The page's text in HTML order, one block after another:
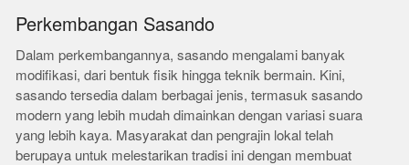
Perkembangan Sasando
Dalam perkembangannya, sasando mengalami banyak
modifikasi, dari bentuk fisik hingga teknik bermain. Kini,
sasando tersedia dalam berbagai jenis, termasuk sasando
modern yang lebih mudah dimainkan dengan variasi suara
yang lebih kaya. Masyarakat dan pengrajin lokal telah
berupaya untuk melestarikan tradisi ini dengan membuat